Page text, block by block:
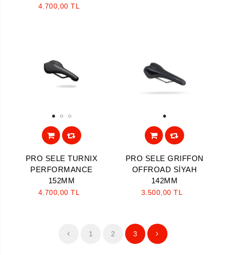
4.700,00 TL
PRO SELE TURNIX
PERFORMANCE
152MM
4.700,00 TL
PRO SELE GRIFFON
OFFROAD SİYAH
142MM
3.500,00 TL
1 2 3